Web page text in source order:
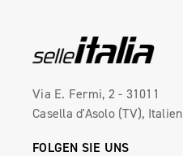
Via E. Fermi, 2 - 31011
Casella d'Asolo (TV), Italien
FOLGEN SIE UNS